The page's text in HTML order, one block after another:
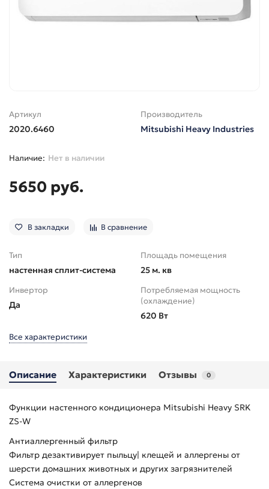
Артикул
2020.6460
Производитель
Mitsubishi Heavy Industries
Нет в наличии
5650 руб.
В закладки В сравнение
Тип
настенная сплит-система
Площадь помещения
25 м. кв
Инвертор
Да
Потребляемая мощность
(охлаждение)
620 Вт
Все характеристики
Описание Характеристики Отзывы 0
Функции настенного кондиционера Mitsubishi Heavy SRK
ZS-W
Антиаллергенный фильтр
Фильтр дезактивирует пыльцу| клещей и аллергены от
шерсти домашних животных и других загрязнителей
Система очистки от аллергенов